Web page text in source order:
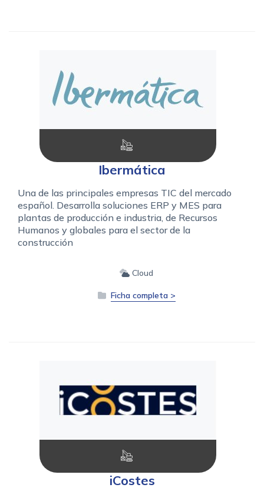
Ibermática
Una de las principales empresas TIC del mercado
español. Desarrolla soluciones ERP y MES para
plantas de producción e industria, de Recursos
Humanos y globales para el sector de la
construcción
Cloud
Ficha completa >
iCostes